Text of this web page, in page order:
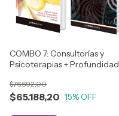
COMBO 7: Consultorías y
Psicoterapias + Profundidad
$65.188,20
$76.692,00
15% OFF